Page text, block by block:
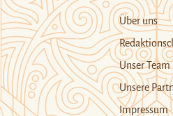
Über uns
Unser Team
Unsere
Impressum